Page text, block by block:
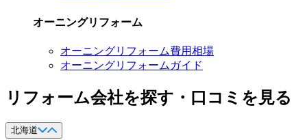
オーニングリフォーム
オーニングリフォーム費用相場
オーニングリフォームガイド
リフォーム会社を探す・口コミを見る
北海道